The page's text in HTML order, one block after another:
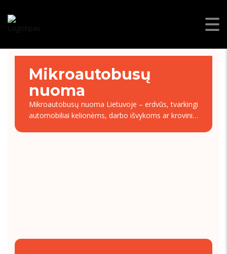
Mikroautobusų
nuoma
Mikroautobusų nuoma Lietuvoje – erdvūs, tvarkingi
automobiliai kelionėms, darbo išvykoms ar krovinių